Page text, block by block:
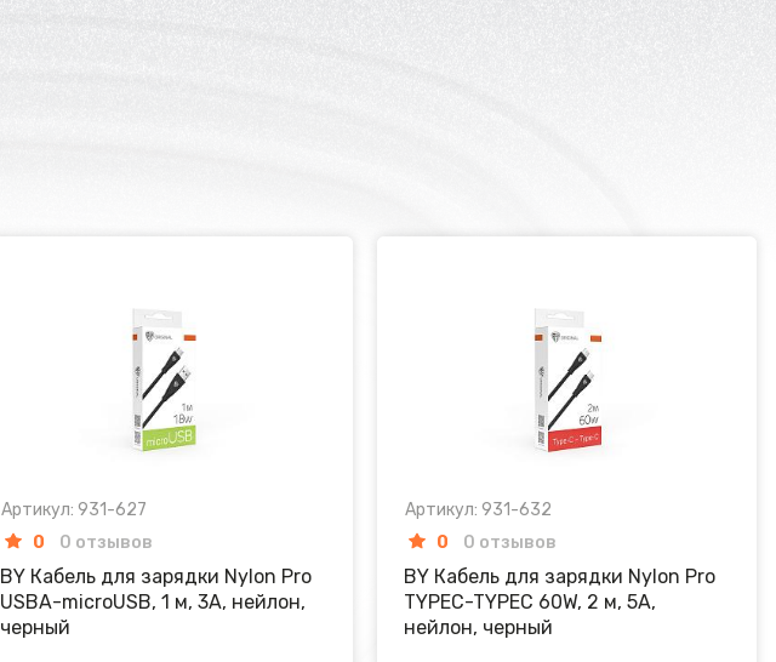
Артикул: 931-627
0
0 отзывов
BY Кабель для зарядки Nylon Pro
USBA-microUSB, 1 м, 3A, нейлон,
черный
Артикул: 931-632
0
0 отзывов
BY Кабель для зарядки Nylon Pro
TYPEC-TYPEC 60W, 2 м, 5A,
нейлон, черный